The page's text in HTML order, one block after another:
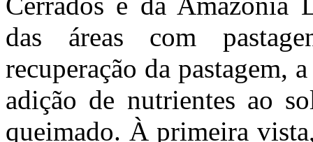
das áreas com
recuperação da pastagem,
adição de nutrientes ao
queimado. À primeira